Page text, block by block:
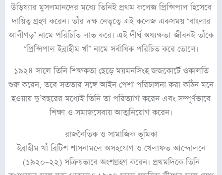
উড়িষ্যার মুসলমানদের মধ্যে তিনিই প্রথম কলেজ প্রিন্সিপাল হিসেবে
দায়িত্ব গ্রহণ করেন। তাঁর দক্ষ নেতৃত্বে এই কলেজ একসময় ‘বাংলার
আলীগড়’ নামে পরিচিতি লাভ করে। এই দীর্ঘ অধ্যক্ষতা-জীবনই তাঁকে
‘প্রিন্সিপাল ইব্রাহীম খাঁ’ নামে সর্বাধিক পরিচিত করে তোলে।
১৯২৪ সালে তিনি শিক্ষকতা ছেড়ে ময়মনসিংহ জজকোর্টে ওকালতি
শুরু করেন, তবে সততার সঙ্গে আইন পেশা পরিচালনা করা কঠিন মনে
হওয়ায় দু’বছরের মধ্যেই তিনি তা পরিত্যাগ করেন এবং সম্পূর্ণভাবে
শিক্ষা ও সমাজসেবায় আত্মনিয়োগ করেন।
রাজনৈতিক ও সামাজিক ভূমিকা
ইব্রাহীম খাঁ ব্রিটিশ শাসনামলে অসহযোগ ও খেলাফত আন্দোলনে
(১৯২০–২২) সক্রিয়ভাবে অংশগ্রহণ করেন। প্রথমদিকে তিনি